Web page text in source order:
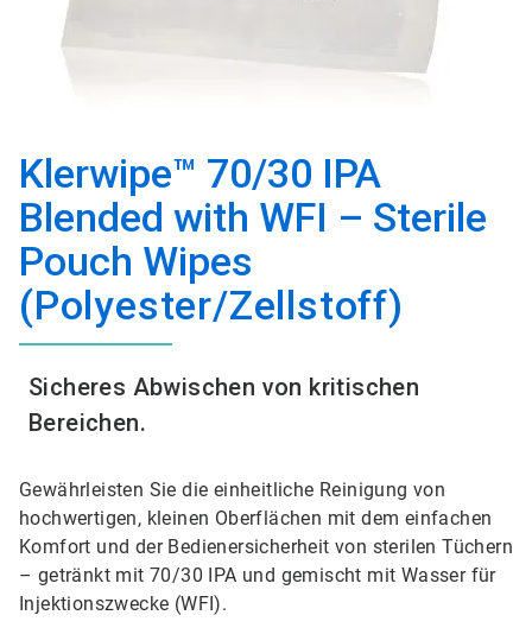
Klerwipe™ 70/30 IPA
Blended with WFI – Sterile
Pouch Wipes
(Polyester/Zellstoff)
Sicheres Abwischen von kritischen
Bereichen.
Gewährleisten Sie die einheitliche Reinigung von
hochwertigen, kleinen Oberflächen mit dem einfachen
Komfort und der Bedienersicherheit von sterilen Tüchern
– getränkt mit 70/30 IPA und gemischt mit Wasser für
Injektionszwecke (WFI).